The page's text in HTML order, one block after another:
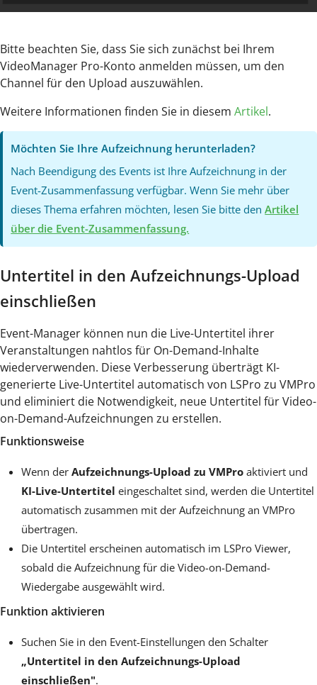
Bitte beachten Sie, dass Sie sich zunächst bei Ihrem
VideoManager Pro-Konto anmelden müssen, um den
Channel für den Upload auszuwählen.
Weitere Informationen finden Sie in diesem Artikel.
Möchten Sie Ihre Aufzeichnung herunterladen?
Nach Beendigung des Events ist Ihre Aufzeichnung in der
Event-Zusammenfassung verfügbar. Wenn Sie mehr über
dieses Thema erfahren möchten, lesen Sie bitte denArtikel
über die Event-Zusammenfassung.
Untertitel in den Aufzeichnungs-Upload
einschließen
Event-Manager können nun die Live-Untertitel ihrer
Veranstaltungen nahtlos für On-Demand-Inhalte
wiederverwenden. Diese Verbesserung überträgt KI-
generierte Live-Untertitel automatisch von LSPro zu VMPro
und eliminiert die Notwendigkeit, neue Untertitel für Video-
on-Demand-Aufzeichnungen zu erstellen.
Funktionsweise
Wenn der Aufzeichnungs-Upload zu VMPro aktiviert und
KI-Live-Untertitel eingeschaltet sind, werden die Untertitel
automatisch zusammen mit der Aufzeichnung an VMPro
übertragen.
Die Untertitel erscheinen automatisch im LSPro Viewer,
sobald die Aufzeichnung für die Video-on-Demand-
Wiedergabe ausgewählt wird.
Funktion aktivieren
Suchen Sie in den Event-Einstellungen den Schalter
„Untertitel in den Aufzeichnungs-Upload
einschließen".